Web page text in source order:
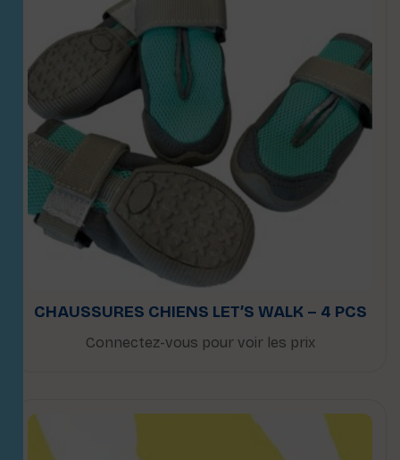
CHAUSSURES CHIENS LET’S WALK – 4 PCS
Connectez-vous pour voir les prix